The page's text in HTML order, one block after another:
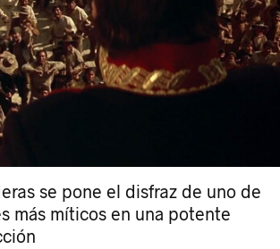
se pone el disfraz de uno de
más míticos en una potente